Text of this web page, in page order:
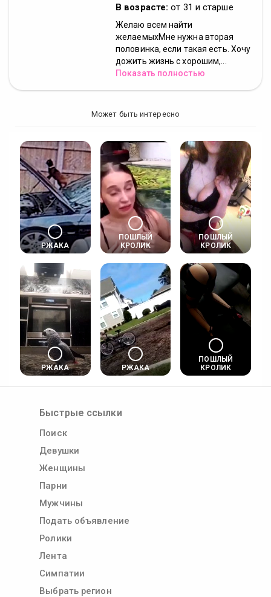
В возрасте: от 31 и старше
Желаю всем найти
желаемыхМне нужна вторая
половинка, если такая есть. Хочу
дожить жизнь с хорошим,...
Показать полностью
Может быть интересно
РЖАКА
ПОШЛЫЙ
КРОЛИК
ПОШЛЫЙ
КРОЛИК
РЖАКА РЖАКА
ПОШЛЫЙ
КРОЛИК
Быстрые ссылки
Поиск
Девушки
Женщины
Парни
Мужчины
Подать объявление
Ролики
Лента
Симпатии
Выбрать регион